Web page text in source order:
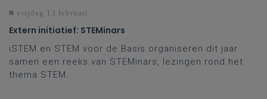
vrijdag 13 februari
Extern initiatief: STEMinars
iSTEM en STEM voor de Basis organiseren dit jaar
samen een reeks van STEMinars, lezingen rond het
thema STEM.